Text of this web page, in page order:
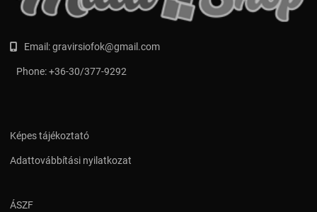
Email:gravirsiofok@gmail.com
Phone:+36-30/377-9292
Képes tájékoztató
Adattovábbítási nyilatkozat
ÁSZF